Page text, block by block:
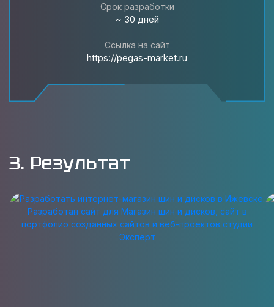
Срок разработки
~ 30 дней
Ссылка на сайт
https://pegas-market.ru
3. Результат